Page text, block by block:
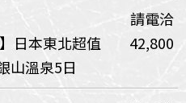
請電洽
日本東北超值
山溫泉5日
42,800